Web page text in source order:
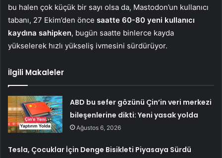
bu halen çok küçük bir sayı olsa da, Mastodon’un kullanıcı
tabanı, 27 Ekim’den önce saatte 60-80 yeni kullanıcı
kaydına sahipken, bugün saatte binlerce kayda
yükselerek hızlı yükseliş ivmesini sürdürüyor.
İlgili Makaleler
ABD bu sefer gözünü Çin’in veri merkezi
bileşenlerine dikti: Yeni yasak yolda
Ağustos 6, 2026
Tesla, Çocuklar İçin Denge Bisikleti Piyasaya Sürdü